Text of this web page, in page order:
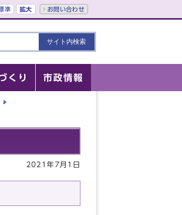
準 拡大 お問い合わせ
くり 市政情報
2021年7月1日